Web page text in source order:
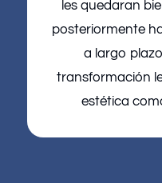
les quedaran
posteriormente
a largo
transformación
estética